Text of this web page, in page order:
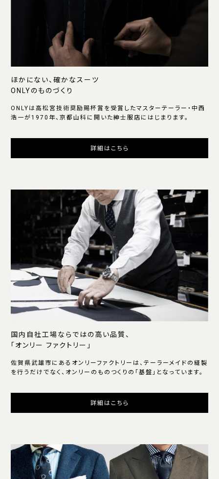
ほかにない、確かなスーツ
ONLYのものづくり
ONLYは高松宮技術奨励賜杯賞を受賞したマスターテーラー・中西
浩一が1970年、京都山科に開いた紳士服店にはじまります。
詳細はこちら
国内自社工場ならではの高い品質、
「オンリー ファクトリー」
佐賀県武雄市にあるオンリーファクトリーは、テーラーメイドの縫製
を行うだけでなく、オンリーのものつくりの「基盤」となっています。
詳細はこちら